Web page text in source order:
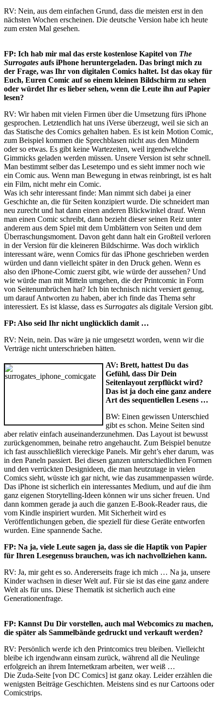
RV: Nein, aus dem einfachen Grund, dass die meisten erst in den
nächsten Wochen erscheinen. Die deutsche Version habe ich heute
zum ersten Mal gesehen.
FP: Ich hab mir mal das erste kostenlose Kapitel von The
Surrogates aufs iPhone heruntergeladen. Das bringt mich zu
der Frage, was Ihr von digitalen Comics haltet. Ist das okay für
Euch, Euren Comic auf so einem kleinen Bildschirm zu sehen
oder würdet Ihr es lieber sehen, wenn die Leute ihn auf Papier
lesen?
RV: Wir haben mit vielen Firmen über die Umsetzung fürs iPhone
gesprochen. Letztendlich hat uns iVerse überzeugt, weil sie sich an
das Statische des Comics gehalten haben. Es ist kein Motion Comic,
zum Beispiel kommen die Sprechblasen nicht aus den Mündern
oder so etwas. Es gibt keine Wartezeiten, weil irgendwelche
Gimmicks geladen werden müssen. Unsere Version ist sehr schnell.
Man bestimmt selber das Lesetempo und es sieht immer noch wie
ein Comic aus. Wenn man Bewegung in etwas reinbringt, ist es halt
ein Film, nicht mehr ein Comic.
Was ich sehr interessant finde: Man nimmt sich dabei ja einer
Geschichte an, die für Seiten konzipiert wurde. Die schneidert man
neu zurecht und hat dann einen anderen Blickwinkel drauf. Wenn
man einen Comic schreibt, dann bezieht dieser seinen Reiz unter
anderem aus dem Spiel mit dem Umblättern von Seiten und dem
Überraschungsmoment. Davon geht dann halt ein Großteil verloren
in der Version für die kleineren Bildschirme. Was doch wirklich
interessant wäre, wenn Comics für das iPhone geschrieben werden
würden und dann vielleicht später in den Druck gehen. Wenn es
also den iPhone-Comic zuerst gibt, wie würde der aussehen? Und
wie würde man mit Mitteln umgehen, die der Printcomic in Form
von Seitenumbrüchen hat? Ich bin technisch nicht versiert genug,
um darauf Antworten zu haben, aber ich finde das Thema sehr
interessiert. Es ist klasse, dass es Surrogates als digitale Version gibt.
FP: Also seid Ihr nicht unglücklich damit …
RV: Nein, nein. Das wäre ja nie umgesetzt worden, wenn wir die
Verträge nicht unterschrieben hätten.
AV: Brett, hattest Du das
Gefühl, dass Dir Dein
Seitenlayout zerpflückt wird?
Das ist ja doch eine ganz andere
Art des sequentiellen Lesens …
BW: Einen gewissen Unterschied
gibt es schon. Meine Seiten sind
aber relativ einfach auseinanderzunehmen. Das Layout ist bewusst
zurückgenommen, beinahe retro angehaucht. Zum Beispiel benutze
ich fast ausschließlich viereckige Panels. Mir geht’s eher darum, was
in den Paneln passiert. Bei diesen ganzen unterschiedlichen Formen
und den verrückten Designideen, die man heutzutage in vielen
Comics sieht, wüsste ich gar nicht, wie das zusammenpassen würde.
Das iPhone ist sicherlich ein interessantes Medium, und auf die ihm
ganz eigenen Storytelling-Ideen können wir uns sicher freuen. Und
dann kommen gerade ja auch die ganzen E-Book-Reader raus, die
vom Kindle inspiriert wurden. Mit Sicherheit wird es
Veröffentlichungen geben, die speziell für diese Geräte entworfen
wurden. Eine spannende Sache.
FP: Na ja, viele Leute sagen ja, dass sie die Haptik von Papier
für Ihren Lesegenuss brauchen, was ich nachvollziehen kann.
RV: Ja, mir geht es so. Andererseits frage ich mich … Na ja, unsere
Kinder wachsen in dieser Welt auf. Für sie ist das eine ganz andere
Welt als für uns. Diese Thematik ist sicherlich auch eine
Generationenfrage.
FP: Kannst Du Dir vorstellen, auch mal Webcomics zu machen,
die später als Sammelbände gedruckt und verkauft werden?
RV: Persönlich werde ich den Printcomics treu bleiben. Vielleicht
bleibe ich irgendwann einsam zurück, während all die Neulinge
erfolgreich an ihrem Internetkram arbeiten, wer weiß …
Die Zuda-Seite [von DC Comics] ist ganz okay. Leider erzählen die
wenigsten Beiträge Geschichten. Meistens sind es nur Cartoons oder
Comicstrips.